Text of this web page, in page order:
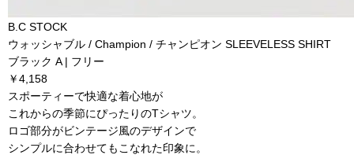
B.C STOCK
ウォッシャブル / Champion / チャンピオン SLEEVELESS SHIRT
ブラック A | フリー
￥4,158
スポーティーで快適な着心地が
これからの季節にぴったりのTシャツ。
ロゴ部分がビンテージ風のデザインで
シンプルに合わせてもこなれた印象に。